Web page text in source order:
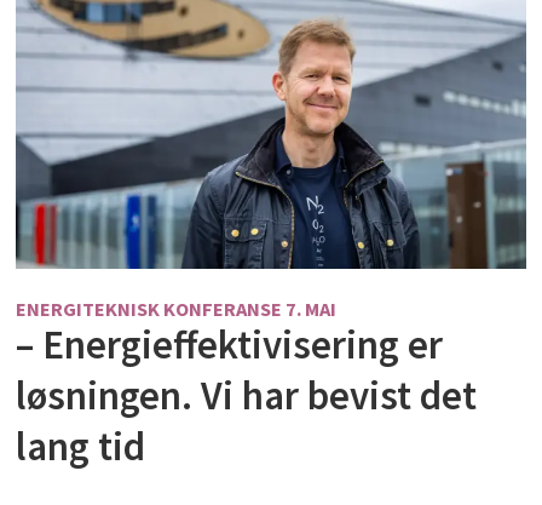
ENERGITEKNISK KONFERANSE 7. MAI
– Energieffektivisering er
løsningen. Vi har bevist det
lang tid